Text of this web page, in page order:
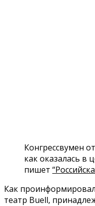
Конгрессвумен
как оказалась в
пишет
Как
театр Buell,